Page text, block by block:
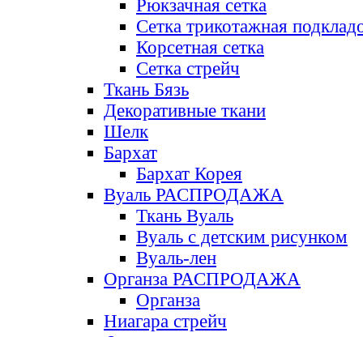
Рюкзачная сетка
Сетка трикотажная
Корсетная сетка
Сетка стрейч
Ткань Бязь
Декоративные ткани
Шелк
Бархат
Бархат Корея
Вуаль РАСПРОДАЖА
Ткань Вуаль
Вуаль с детским рисунком
Вуаль-лен
Органза РАСПРОДАЖА
Органза
Ниагара стрейч